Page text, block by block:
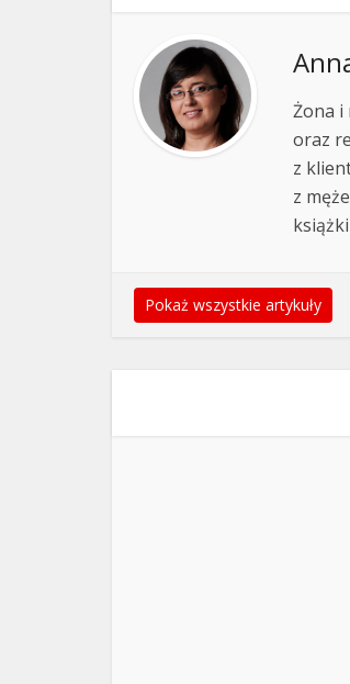
Żona i
oraz
z
z
Pokaż wszystkie artykuły